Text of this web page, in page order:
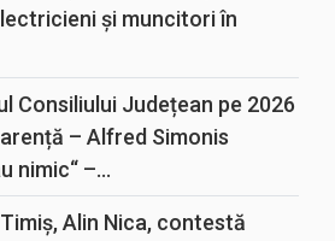
și muncitori în
Consiliului Județean pe 2026
– Alfred Simonis
nimic“ –...
Alin Nica, contestă